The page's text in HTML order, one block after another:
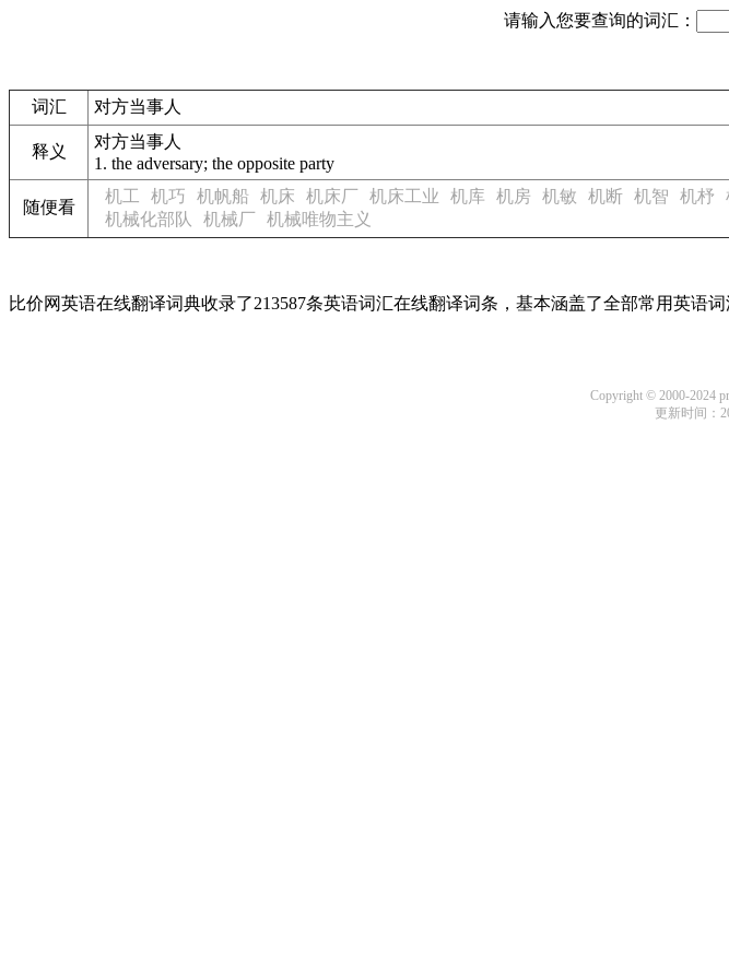
请输入您要查询的词汇：
词汇 对方当事人
释义
对方当事人
1. the adversary; the opposite party
随便看
机工 机巧 机帆船 机床 机床厂 机床工业 机库 机房 机敏 机断 机智 机杼
机械化部队
机械厂 机械唯物主义
比价网英语在线翻译词典收录了213587条英语词汇在线翻译词条，基本涵盖了全部常用英语
Copyright © 2000-2024
更新时间：